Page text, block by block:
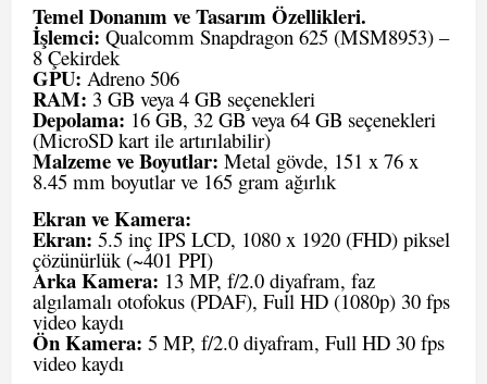
Temel Donanım ve Tasarım Özellikleri.
İşlemci: Qualcomm Snapdragon 625 (MSM8953) –
8 Çekirdek
GPU: Adreno 506
RAM: 3 GB veya 4 GB seçenekleri
Depolama: 16 GB, 32 GB veya 64 GB seçenekleri
(MicroSD kart ile artırılabilir)
Malzeme ve Boyutlar: Metal gövde, 151 x 76 x
8.45 mm boyutlar ve 165 gram ağırlık
Ekran ve Kamera:
Ekran: 5.5 inç IPS LCD, 1080 x 1920 (FHD) piksel
çözünürlük (~401 PPI)
Arka Kamera: 13 MP, f/2.0 diyafram, faz
algılamalı otofokus (PDAF), Full HD (1080p) 30 fps
video kaydı
Ön Kamera: 5 MP, f/2.0 diyafram, Full HD 30 fps
video kaydı